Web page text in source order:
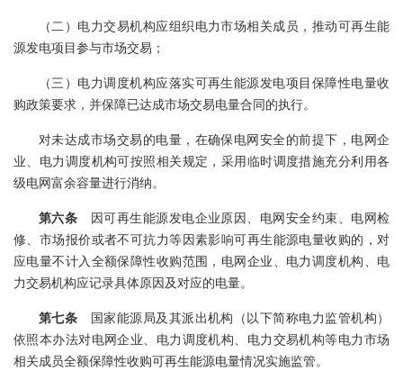
（二）电力交易机构应组织电力市场相关成员，推动可再生能
源发电项目参与市场交易；
（三）电力调度机构应落实可再生能源发电项目保障性电量收
购政策要求，并保障已达成市场交易电量合同的执行。
对未达成市场交易的电量，在确保电网安全的前提下，电网企
业、电力调度机构可按照相关规定，采用临时调度措施充分利用各
级电网富余容量进行消纳。
第六条 因可再生能源发电企业原因、电网安全约束、电网检
修、市场报价或者不可抗力等因素影响可再生能源电量收购的，对
应电量不计入全额保障性收购范围，电网企业、电力调度机构、电
力交易机构应记录具体原因及对应的电量。
第七条 国家能源局及其派出机构（以下简称电力监管机构）
依照本办法对电网企业、电力调度机构、电力交易机构等电力市场
相关成员全额保障性收购可再生能源电量情况实施监管。